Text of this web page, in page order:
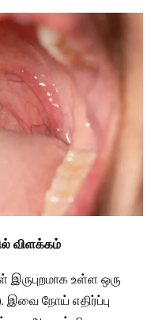
விளக்கம்
உள்ள ஒரு
இவை நோய் எதிர்ப்பு